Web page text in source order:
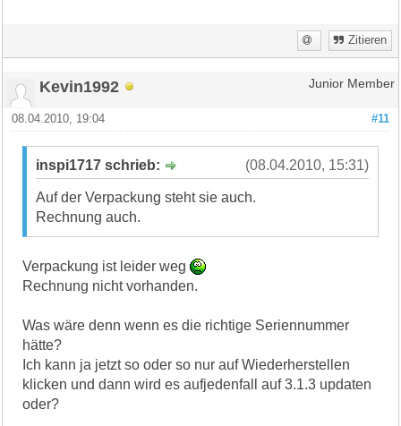
Zitieren
Kevin1992 Junior Member
#11
08.04.2010, 19:04
(08.04.2010, 15:31)
inspi1717 schrieb:
Auf der Verpackung steht sie auch.
Rechnung auch.
Verpackung ist leider weg
Rechnung nicht vorhanden.
Was wäre denn wenn es die richtige Seriennummer
hätte?
Ich kann ja jetzt so oder so nur auf Wiederherstellen
klicken und dann wird es aufjedenfall auf 3.1.3 updaten
oder?